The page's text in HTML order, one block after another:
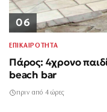
06
ΕΠΙΚΑΙΡΟΤΗΤΑ
Πάρος: 4χρονο
beach bar
πριν από 4 ώρες